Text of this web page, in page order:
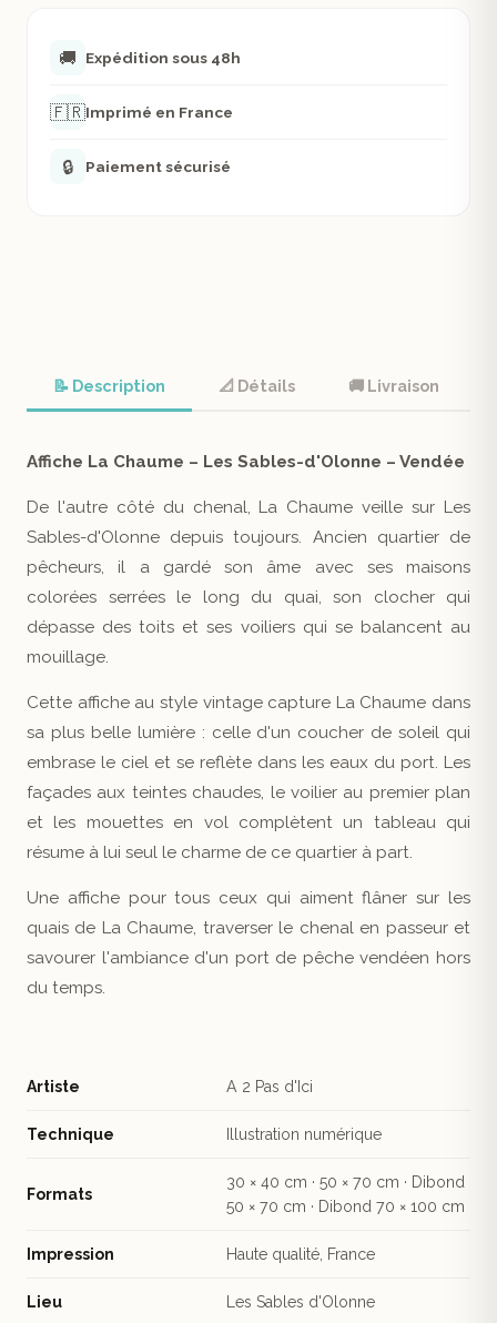
🚚 Expédition sous 48h
🇫🇷Imprimé en France
🔒 Paiement sécurisé
📝 Description 📐 Détails 🚚 Livraison
Affiche La Chaume – Les Sables-d'Olonne – Vendée
De l'autre côté du chenal, La Chaume veille sur Les
Sables-d'Olonne depuis toujours. Ancien quartier de
pêcheurs, il a gardé son âme avec ses maisons
colorées serrées le long du quai, son clocher qui
dépasse des toits et ses voiliers qui se balancent au
mouillage.
Cette affiche au style vintage capture La Chaume dans
sa plus belle lumière : celle d'un coucher de soleil qui
embrase le ciel et se reflète dans les eaux du port. Les
façades aux teintes chaudes, le voilier au premier plan
et les mouettes en vol complètent un tableau qui
résume à lui seul le charme de ce quartier à part.
Une affiche pour tous ceux qui aiment flâner sur les
quais de La Chaume, traverser le chenal en passeur et
savourer l'ambiance d'un port de pêche vendéen hors
du temps.
Artiste A 2 Pas d'Ici
Technique Illustration numérique
Formats
30 × 40 cm · 50 × 70 cm · Dibond
50 × 70 cm · Dibond 70 × 100 cm
Impression Haute qualité, France
Lieu Les Sables d'Olonne